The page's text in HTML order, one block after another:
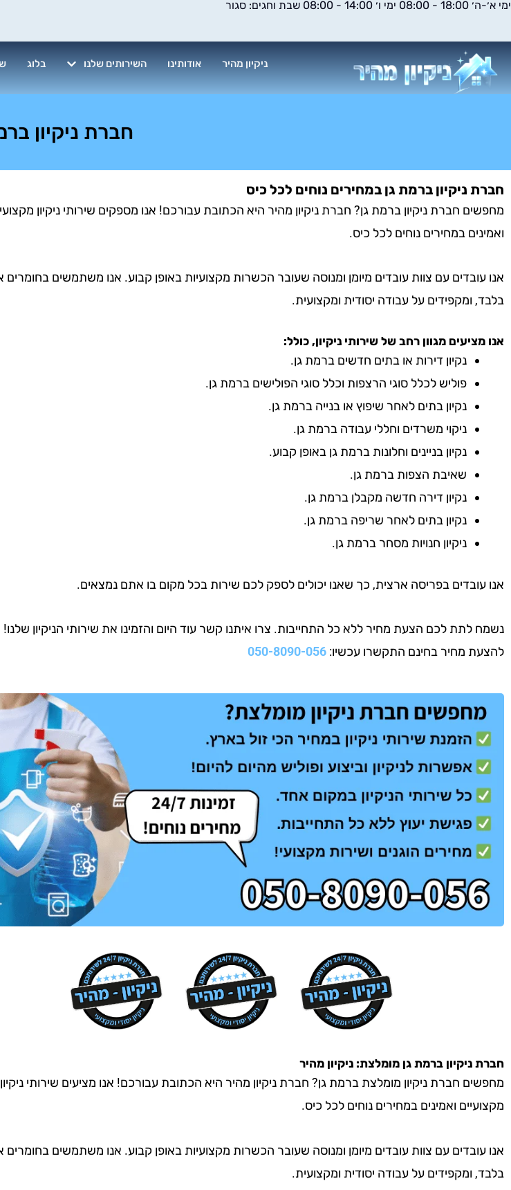
דילוג
ימי א׳-ה׳ 18:00 - 08:00 ימי ו׳ 14:00 - 08:00 שבת וחגים: סגור
ניקיון מהיר אודותינו השירותים שלנו בלוג
חברת ניקיון
חברת ניקיון ברמת גן במחירים נוחים לכל כיס
מחפשים חברת ניקיון ברמת גן? חברת ניקיון מהיר היא הכתובת עבורכם! אנו מספקים שירותי ניקיון
ואמינים במחירים נוחים לכל כיס.
אנו עובדים עם צוות עובדים מיומן ומנוסה שעובר הכשרות מקצועיות באופן קבוע. אנו משתמשים בחומרים
בלבד, ומקפידים על עבודה יסודית ומקצועית.
אנו מציעים מגוון רחב של שירותי ניקיון, כולל:
נקיון דירות או בתים חדשים ברמת גן.
פוליש לכלל סוגי הרצפות וכלל סוגי הפולישים ברמת גן.
נקיון בתים לאחר שיפוץ או בנייה ברמת גן.
ניקוי משרדים וחללי עבודה ברמת גן.
נקיון בניינים וחלונות ברמת גן באופן קבוע.
שאיבת הצפות ברמת גן.
נקיון דירה חדשה מקבלן ברמת גן.
נקיון בתים לאחר שריפה ברמת גן.
ניקיון חנויות מסחר ברמת גן.
אנו עובדים בפריסה ארצית, כך שאנו יכולים לספק לכם שירות בכל מקום בו אתם נמצאים.
נשמח לתת לכם הצעת מחיר ללא כל התחייבות. צרו איתנו קשר עוד היום והזמינו את שירותי הניקיון שלנו!
להצעת מחיר בחינם התקשרו עכשיו: 050-8090-056
חברת ניקיון ברמת גן מומלצת: ניקיון מהיר
מחפשים חברת ניקיון מומלצת ברמת גן? חברת ניקיון מהיר היא הכתובת עבורכם! אנו מציעים שירותי ניקיון
מקצועיים ואמינים במחירים נוחים לכל כיס.
אנו עובדים עם צוות עובדים מיומן ומנוסה שעובר הכשרות מקצועיות באופן קבוע. אנו משתמשים בחומרים
בלבד, ומקפידים על עבודה יסודית ומקצועית.